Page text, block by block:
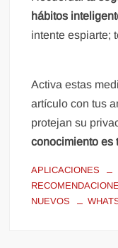
hábitos
intente espiarte;
Activa estas
artículo con tus
protejan su
conocimiento es
APLICACIONES
NUEVOS